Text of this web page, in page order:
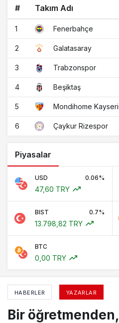
# Takım Adı
1 Fenerbahçe
2 Galatasaray
3 Trabzonspor
4 Beşiktaş
5 Mondihome
6 Çaykur Rizespor
Piyasalar
USD 0.06%
47,60 TRY
BIST 0.7%
13.798,82 TRY
BTC
0,00 TRY
HABERLER YAZARLAR
Bir